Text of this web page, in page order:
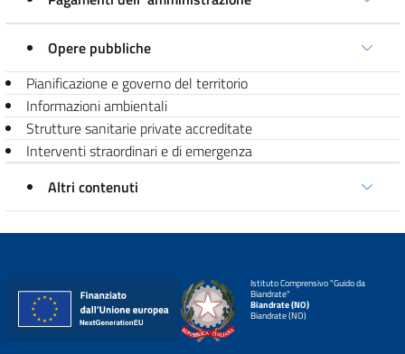
Opere pubbliche
Pianificazione e governo del territorio
Informazioni ambientali
Strutture sanitarie private accreditate
Interventi straordinari e di emergenza
Altri contenuti
Istituto Comprensivo "Guido da
Biandrate"
Biandrate (NO)
Biandrate (NO)